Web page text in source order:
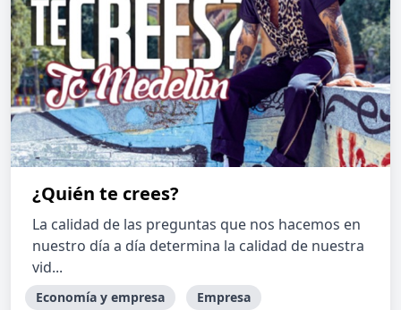
¿Quién te crees?
La calidad de las preguntas que nos hacemos en
nuestro día a día determina la calidad de nuestra
vid...
Economía y empresa Empresa